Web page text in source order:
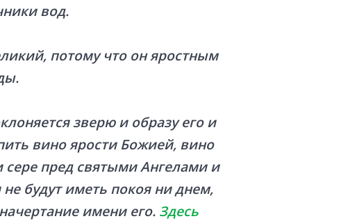
вод.
потому что он яростным
зверю и образу его и
вино ярости Божией, вино
сере пред святыми Ангелами и
будут иметь покоя ни днем,
имени его. Здесь